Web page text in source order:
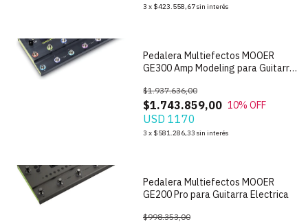
3 x $423.558,67sin interés
Pedalera Multiefectos MOOER
GE300 Amp Modeling para Guitarra
$1.743.859,00
$1.937.636,00
10% OFF
USD 1170
3 x $581.286,33 sin interés
Pedalera Multiefectos MOOER
GE200 Pro para Guitarra Electrica
$998.353,00